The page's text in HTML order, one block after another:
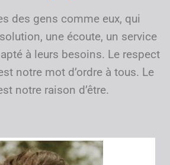
des gens comme eux, qui
une écoute, un service
à leurs besoins. Le respect
notre mot d’ordre à tous. Le
notre raison d’être.